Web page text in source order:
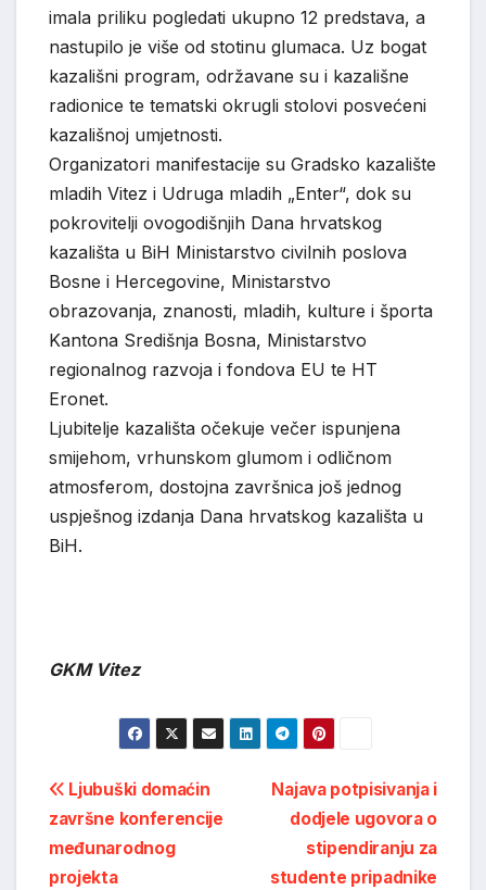
imala priliku pogledati ukupno 12 predstava, a
nastupilo je više od stotinu glumaca. Uz bogat
kazališni program, održavane su i kazališne
radionice te tematski okrugli stolovi posvećeni
kazališnoj umjetnosti.
Organizatori manifestacije su Gradsko kazalište
mladih Vitez i Udruga mladih „Enter“, dok su
pokrovitelji ovogodišnjih Dana hrvatskog
kazališta u BiH Ministarstvo civilnih poslova
Bosne i Hercegovine, Ministarstvo
obrazovanja, znanosti, mladih, kulture i športa
Kantona Središnja Bosna, Ministarstvo
regionalnog razvoja i fondova EU te HT
Eronet.
Ljubitelje kazališta očekuje večer ispunjena
smijehom, vrhunskom glumom i odličnom
atmosferom, dostojna završnica još jednog
uspješnog izdanja Dana hrvatskog kazališta u
BiH.
GKM Vitez
Post
navigation
Najava potpisivanja i
dodjele ugovora o
stipendiranju za
studente pripadnike
Ljubuški domaćin
završne konferencije
međunarodnog
projekta